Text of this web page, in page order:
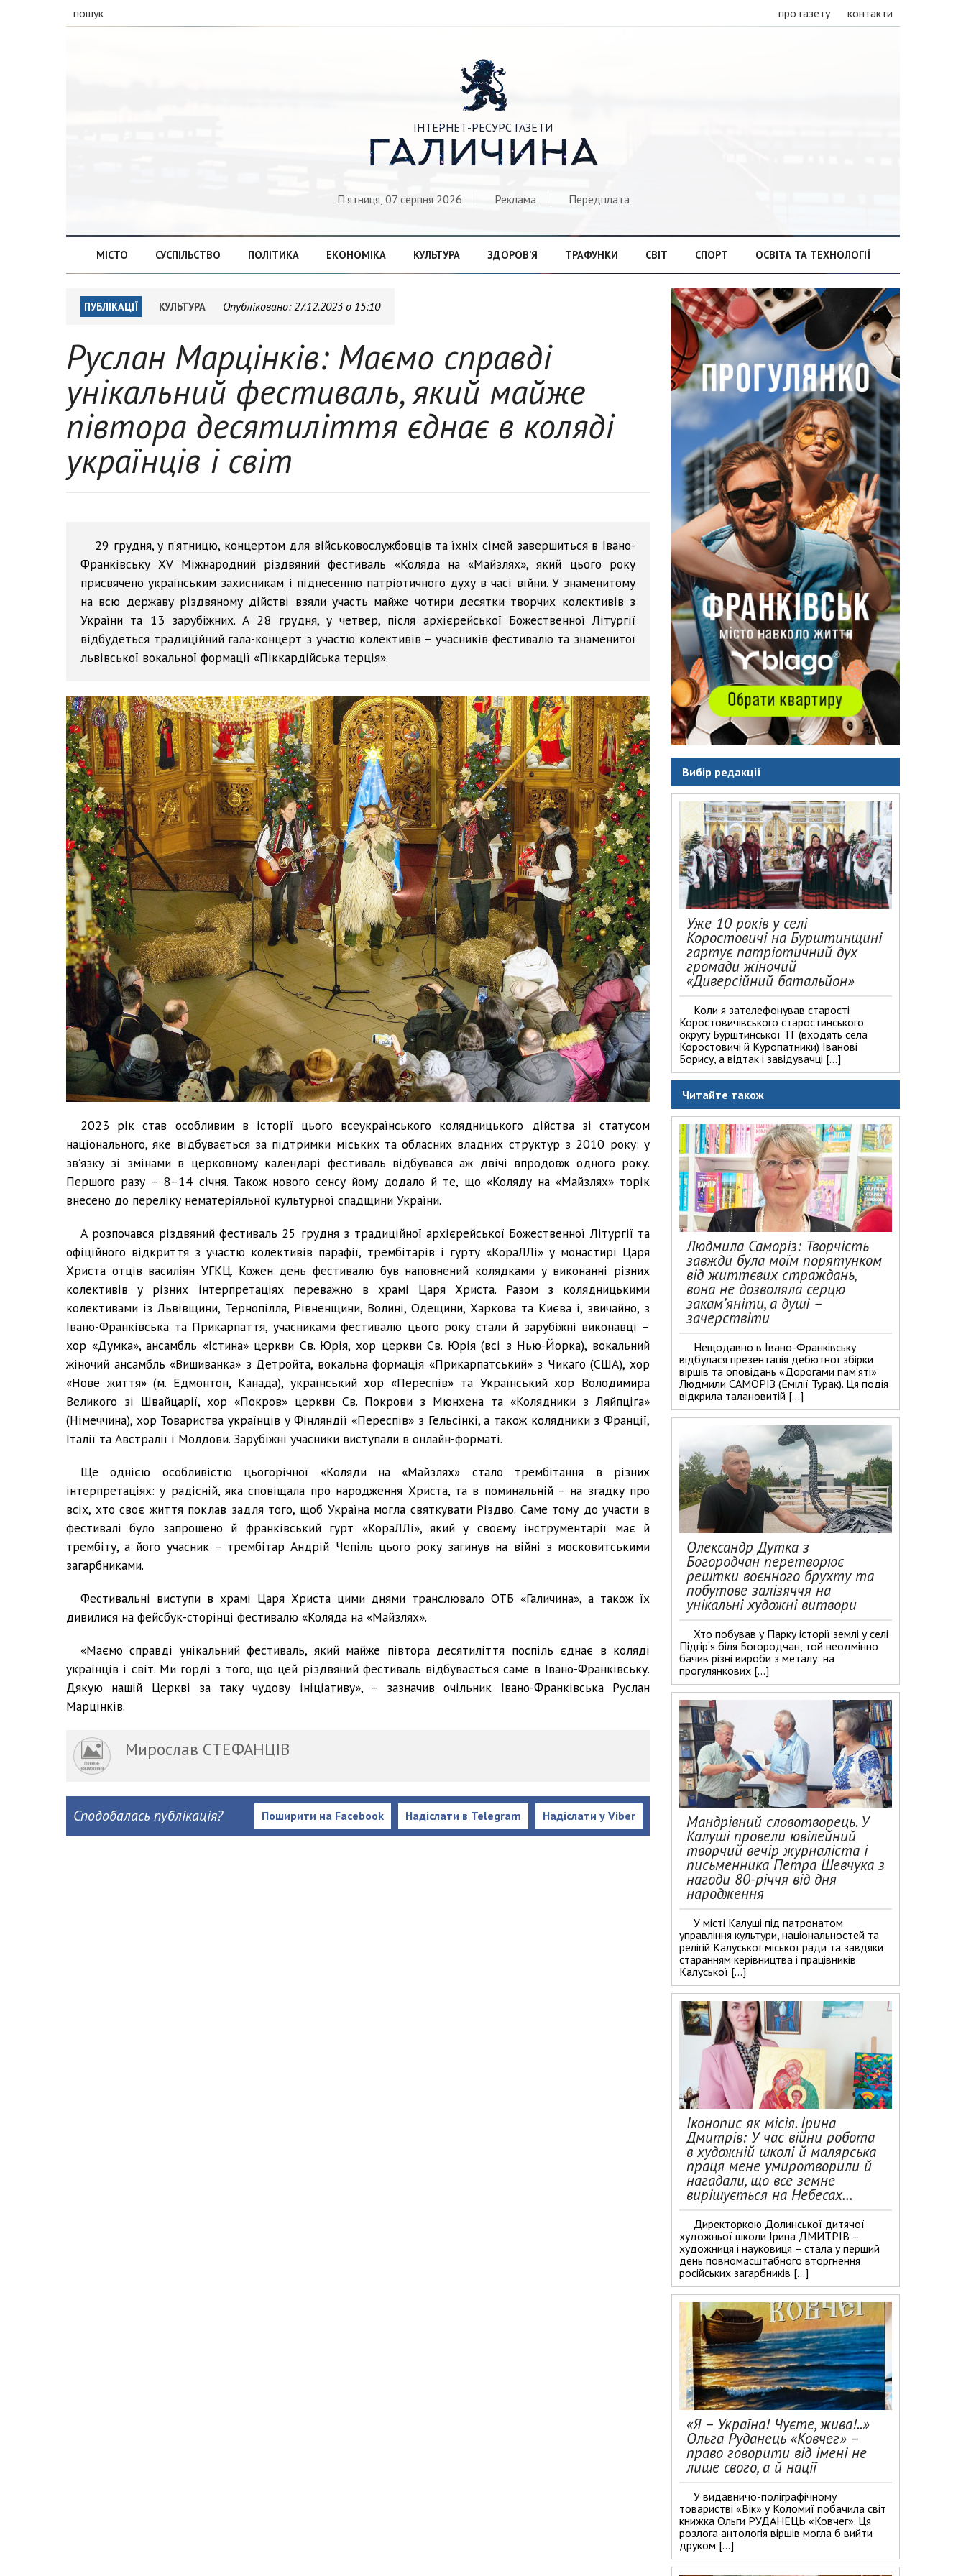
пошук про газету контакти

ІНТЕРНЕТ-РЕСУРС ГАЗЕТИ
ГАЛИЧИНА
П'ятниця, 07 серпня 2026 Реклама Передплата
МІСТО СУСПІЛЬСТВО ПОЛІТИКА ЕКОНОМІКА КУЛЬТУРА ЗДОРОВ’Я ТРАФУНКИ СВІТ СПОРТ ОСВІТА ТА ТЕХНОЛОГІЇ
ПУБЛІКАЦІЇ КУЛЬТУРА Опубліковано:27.12.2023 о 15:10
Руслан Марцінків: Маємо справді
унікальний фестиваль, який майже
півтора десятиліття єднає в коляді
українців і світ
29 грудня, у п’ятницю, концертом для військовослужбовців та їхніх сімей завершиться в Івано-
Франківську ХV Міжнародний різдвяний фестиваль «Коляда на «Майзлях», який цього року
присвячено українським захисникам і піднесенню патріотичного духу в часі війни. У знаменитому
на всю державу різдвяному дійстві взяли участь майже чотири десятки творчих колективів з
України та 13 зарубіжних. А 28 грудня, у четвер, після архієрейської Божественної Літургії
відбудеться традиційний гала-концерт з участю колективів – учасників фестивалю та знаменитої
львівської вокальної формації «Піккардійська терція».
2023 рік став особливим в історії цього всеукраїнського колядницького дійства зі статусом
національного, яке відбувається за підтримки міських та обласних владних структур з 2010 року: у
зв’язку зі змінами в церковному календарі фестиваль відбувався аж двічі впродовж одного року.
Першого разу – 8–14 січня. Також нового сенсу йому додало й те, що «Коляду на «Майзлях» торік
внесено до переліку нематеріяльної культурної спадщини України.
А розпочався різдвяний фестиваль 25 грудня з традиційної архієрейської Божественної Літургії та
офіційного відкриття з участю колективів парафії, трембітарів і гурту «КораЛЛі» у монастирі Царя
Христа отців василіян УГКЦ. Кожен день фестивалю був наповнений колядками у виконанні різних
колективів у різних інтерпретаціях переважно в храмі Царя Христа. Разом з колядницькими
колективами із Львівщини, Тернопілля, Рівненщини, Волині, Одещини, Харкова та Києва і, звичайно, з
Івано-Франківська та Прикарпаття, учасниками фестивалю цього року стали й зарубіжні виконавці –
хор «Думка», ансамбль «Істина» церкви Св. Юрія, хор церкви Св. Юрія (всі з Нью-Йорка), вокальний
жіночий ансамбль «Вишиванка» з Детройта, вокальна формація «Прикарпатський» з Чикаґо (США), хор
«Нове життя» (м. Едмонтон, Канада), український хор «Переспів» та Український хор Володимира
Великого зі Швайцарії, хор «Покров» церкви Св. Покрови з Мюнхена та «Колядники з Ляйпціґа»
(Німеччина), хор Товариства українців у Фінляндії «Переспів» з Гельсінкі, а також колядники з Франції,
Італії та Австралії і Молдови. Зарубіжні учасники виступали в онлайн-форматі.
Ще однією особливістю цьогорічної «Коляди на «Майзлях» стало трембітання в різних
інтерпретаціях: у радісній, яка сповіщала про народження Христа, та в поминальній – на згадку про
всіх, хто своє життя поклав задля того, щоб Україна могла святкувати Різдво. Саме тому до участи в
фестивалі було запрошено й франківський гурт «КораЛЛі», який у своєму інструментарії має й
трембіту, а його учасник – трембітар Андрій Чепіль цього року загинув на війні з московитськими
загарбниками.
Фестивальні виступи в храмі Царя Христа цими днями транслювало ОТБ «Галичина», а також їх
дивилися на фейсбук-сторінці фестивалю «Коляда на «Майзлях».
«Маємо справді унікальний фестиваль, який майже півтора десятиліття поспіль єднає в коляді
українців і світ. Ми горді з того, що цей різдвяний фестиваль відбувається саме в Івано-Франківську.
Дякую нашій Церкві за таку чудову ініціативу», – зазначив очільник Івано-Франківська Руслан
Марцінків.
Мирослав СТЕФАНЦІВ
Сподобалась публікація? Надіслати у Viber
Надіслати в Telegram
Поширити на Facebook
Вибір редакції
Уже 10 років у селі
Коростовичі на Бурштинщині
гартує патріотичний дух
громади жіночий
«Диверсійний батальйон»
Коли я зателефонував старості
Коростовичівського старостинського
округу Бурштинської ТГ (входять села
Коростовичі й Куропатники) Іванові
Борису, а відтак і завідувачці […]
Читайте також
Людмила Саморіз: Творчість
завжди була моїм порятунком
від життєвих страждань,
вона не дозволяла серцю
закам’яніти, а душі –
зачерствіти
Нещодавно в Івано-Франківську
відбулася презентація дебютної збірки
віршів та оповідань «Дорогами пам’яті»
Людмили САМОРІЗ (Емілії Турак). Ця подія
відкрила талановитій […]
Олександр Дутка з
Богородчан перетворює
рештки воєнного брухту та
побутове залізяччя на
унікальні художні витвори
Хто побував у Парку історії землі у селі
Підгір’я біля Богородчан, той неодмінно
бачив різні вироби з металу: на
прогулянкових […]
Мандрівний словотворець. У
Калуші провели ювілейний
творчий вечір журналіста і
письменника Петра Шевчука з
нагоди 80-річчя від дня
народження
У місті Калуші під патронатом
управління культури, національностей та
релігій Калуської міської ради та завдяки
старанням керівництва і працівників
Калуської […]
Іконопис як місія. Ірина
Дмитрів: У час війни робота
в художній школі й малярська
праця мене умиротворили й
нагадали, що все земне
вирішується на Небесах…
Директоркою Долинської дитячої
художньої школи Ірина ДМИТРІВ –
художниця і науковиця – стала у перший
день повномасштабного вторгнення
російських загарбників […]
«Я – Україна! Чуєте, жива!..»
Ольга Руданець «Ковчег» –
право говорити від імені не
лише свого, а й нації
У видавничо-поліграфічному
товаристві «Вік» у Коломиї побачила світ
книжка Ольги РУДАНЕЦЬ «Ковчег». Ця
розлога антологія віршів могла б вийти
друком […]